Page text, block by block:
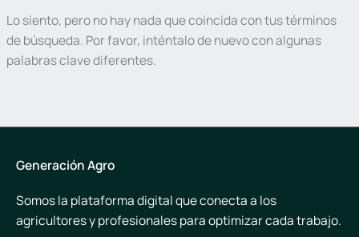
Lo siento, pero no hay nada que coincida con tus términos
de búsqueda. Por favor, inténtalo de nuevo con algunas
palabras clave diferentes.
Generación Agro
Somos la plataforma digital que conecta a los
agricultores y profesionales para optimizar cada trabajo.